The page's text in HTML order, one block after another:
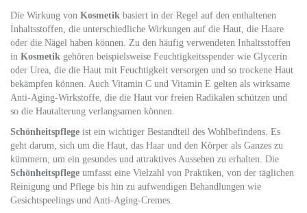
Die Wirkung von Kosmetik basiert in der Regel auf den enthaltenen
Inhaltsstoffen, die unterschiedliche Wirkungen auf die Haut, die Haare
oder die Nägel haben können. Zu den häufig verwendeten Inhaltsstoffen
in Kosmetik gehören beispielsweise Feuchtigkeitsspender wie Glycerin
oder Urea, die die Haut mit Feuchtigkeit versorgen und so trockene Haut
bekämpfen können. Auch Vitamin C und Vitamin E gelten als wirksame
Anti-Aging-Wirkstoffe, die die Haut vor freien Radikalen schützen und
so die Hautalterung verlangsamen können.
Schönheitspflege ist ein wichtiger Bestandteil des Wohlbefindens. Es
geht darum, sich um die Haut, das Haar und den Körper als Ganzes zu
kümmern, um ein gesundes und attraktives Aussehen zu erhalten. Die
Schönheitspflege umfasst eine Vielzahl von Praktiken, von der täglichen
Reinigung und Pflege bis hin zu aufwendigen Behandlungen wie
Gesichtspeelings und Anti-Aging-Cremes.